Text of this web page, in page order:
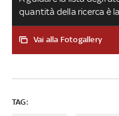
quantità della ricerca è
punteggio più alto va
alla valorizzazione dei
ricadute della ricerca
Vai alla Fotogallery
TAG: